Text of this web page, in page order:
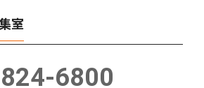
室
6800